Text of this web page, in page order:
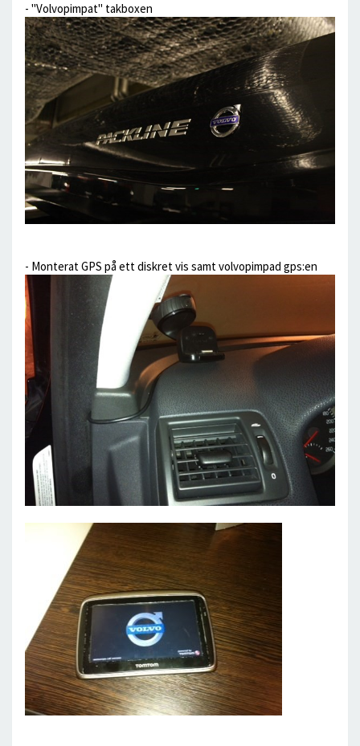
- "Volvopimpat" takboxen
- Monterat GPS på ett diskret vis samt volvopimpad gps:en